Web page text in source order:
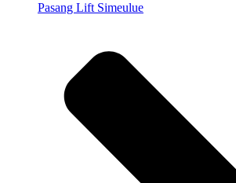
Pasang Lift Simeulue